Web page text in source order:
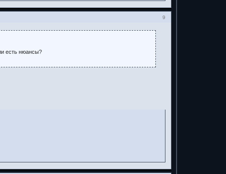
9
есть нюансы?